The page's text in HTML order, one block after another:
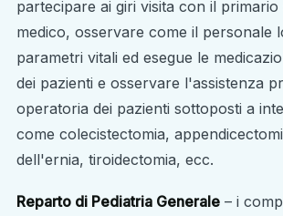
partecipare ai giri visita con il
medico, osservare come il personale
parametri vitali ed esegue le
dei pazienti e osservare l'assistenza
operatoria dei pazienti sottoposti a
come colecistectomia,
dell'ernia, tiroidectomia, ecc.
Reparto di Pediatria Generale – i